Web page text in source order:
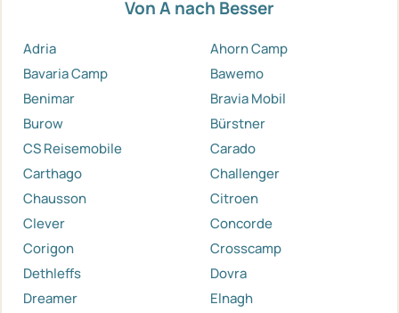
Von A nach Besser
Adria
Ahorn Camp
Bavaria Camp
Bawemo
Benimar
Bravia Mobil
Burow
Bürstner
CS Reisemobile
Carado
Carthago
Challenger
Chausson
Citroen
Clever
Concorde
Corigon
Crosscamp
Dethleffs
Dovra
Dreamer
Elnagh